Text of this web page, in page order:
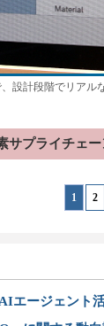
設計段階でリア
サプライチェ
1 2
エージェント